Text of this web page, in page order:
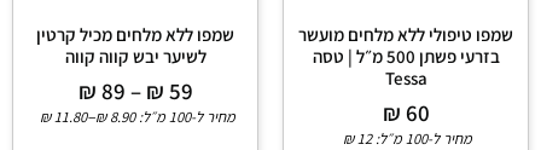
שמפו טיפולי ללא מלחים מועשר
בזרעי פשתן 500 מ״ל | טסה
Tessa
₪60
מחיר ל-100 מ״ל: ₪12
שמפו ללא מלחים מכיל קרטין
לשיער יבש קווה קווה
₪59
–
₪89
מחיר ל-100 מ״ל: ₪8.90
–
₪11.80